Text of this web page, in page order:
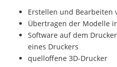
Erstellen und Bearbeiten
Übertragen der Modelle
Software auf dem
eines Druckers
quelloffene 3D-Drucker